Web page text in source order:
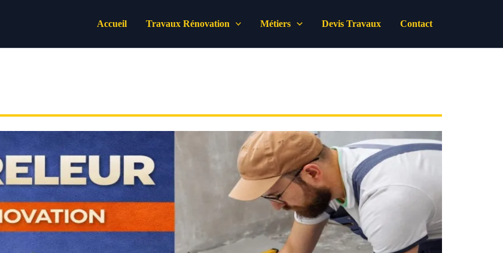
Accueil Travaux Rénovation Métiers Devis Travaux Contact